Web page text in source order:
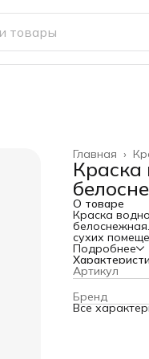
Главная ›
Краска
О товаре
Краска
сухих
Для
Матовая –
Экономичный
Удобно
Колеровка
пастами
Подробнее
Артикул
Бренд
Все